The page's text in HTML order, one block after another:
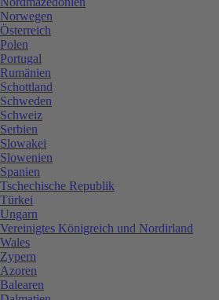
Norwegen
Österreich
Polen
Portugal
Rumänien
Schottland
Schweden
Schweiz
Serbien
Slowakei
Slowenien
Spanien
Tschechische Republik
Türkei
Ungarn
Vereinigtes Königreich und Nordirland
Wales
Zypern
Azoren
Balearen